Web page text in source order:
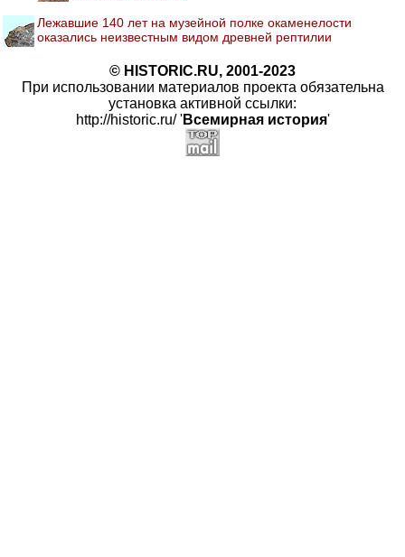
Лежавшие 140 лет на музейной полке окаменелости
оказались неизвестным видом древней рептилии
© HISTORIC.RU, 2001-2023
При использовании материалов проекта обязательна
установка активной ссылки:
http://historic.ru/ 'Всемирная история'